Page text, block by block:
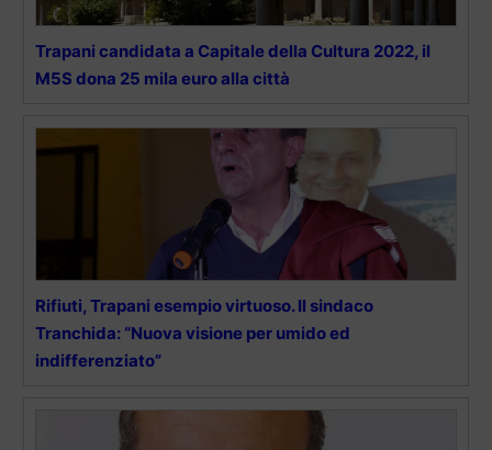
Trapani candidata a Capitale della Cultura 2022, il
M5S dona 25 mila euro alla città
Rifiuti, Trapani esempio virtuoso. Il sindaco
Tranchida: “Nuova visione per umido ed
indifferenziato”